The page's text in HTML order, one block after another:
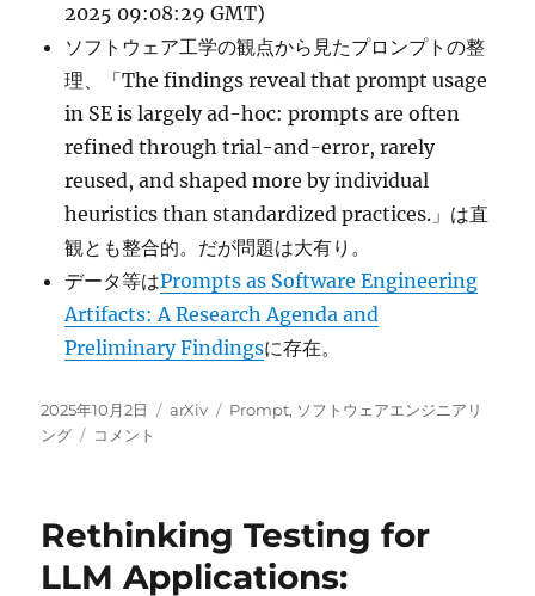
2025 09:08:29 GMT)
ソフトウェア工学の観点から見たプロンプトの整
理、「The findings reveal that prompt usage
in SE is largely ad-hoc: prompts are often
refined through trial-and-error, rarely
reused, and shaped more by individual
heuristics than standardized practices.」は直
観とも整合的。だが問題は大有り。
データ等はPrompts as Software Engineering
Artifacts: A Research Agenda and
Preliminary Findingsに存在。
投
稿
2025年10月2日
カ
arXiv
タ
Prompt, ソフトウェアエンジニアリ
ング
Prompts
Artifacts:
Research
コメント
Rethinking Testing for
LLM Applications: